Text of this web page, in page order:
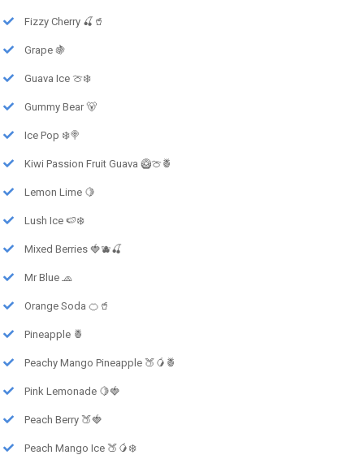
Fizzy Cherry 🍒🥤
Grape 🍇
Guava Ice 🍈❄️
Gummy Bear 🐻
Ice Pop ❄️🍭
Kiwi Passion Fruit Guava 🥝🍈🍍
Lemon Lime 🍋
Lush Ice 🍉❄️
Mixed Berries 🍓🫐🍒
Mr Blue 🧢
Orange Soda 🍊🥤
Pineapple 🍍
Peachy Mango Pineapple 🍑🥭🍍
Pink Lemonade 🍋🍓
Peach Berry 🍑🍓
Peach Mango Ice 🍑🥭❄️